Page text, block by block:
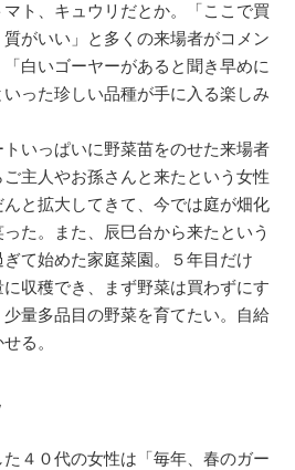
ト、キュウリだとか。「ここで買
がいい」と多くの来場者がコメン
「白いゴーヤーがあると聞き早めに
った珍しい品種が手に入る楽しみ
いっぱいに野菜苗をのせた来場者
主人やお孫さんと来たという女性
と拡大してきて、今では庭が畑化
た。また、辰巳台から来たという
て始めた家庭菜園。５年目だけ
収穫でき、まず野菜は買わずにす
量多品目の野菜を育てたい。自給
る。
４０代の女性は「毎年、春のガー